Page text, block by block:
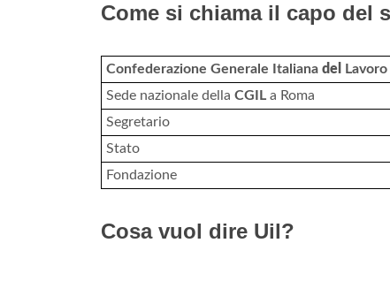
Come si chiama il capo del
Confederazione Generale Italiana del
Lavoro
Sede nazionale della CGIL a Roma
Segretario
Stato
Fondazione
Cosa vuol dire Uil?